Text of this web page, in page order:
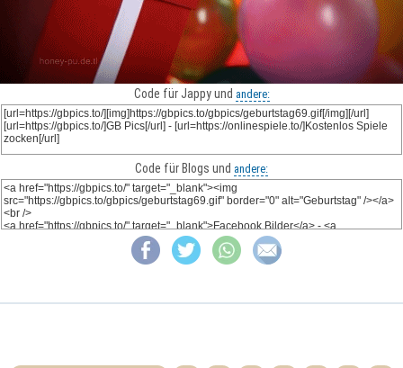
Code für Jappy und andere:
Code für Blogs und andere: